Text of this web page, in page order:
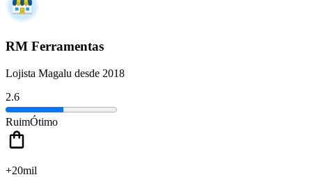
RM Ferramentas
Lojista Magalu desde 2018
2.6
RuimÓtimo
+20mil